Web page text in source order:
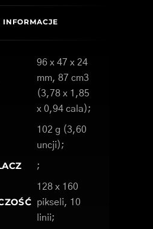
96 x 47 x 24
mm, 87 cm3
(3,78 x 1,85
x 0,94 cala);
102 g (3,60
uncji);
;
128 x 160
pikseli, 10
linii;